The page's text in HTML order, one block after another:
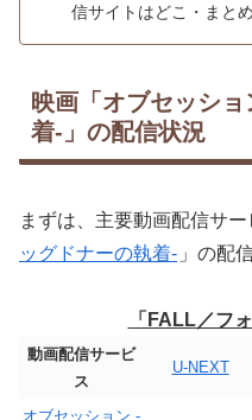
信サイトはどこ・まとめ
映画「オブセッシ
着-」の配信状況
まずは、主要動画配信サー
ッグドナーの執着- 」の配
「FALL／フ
動画配信サービ
ス
U-NEXT
オブセッション -